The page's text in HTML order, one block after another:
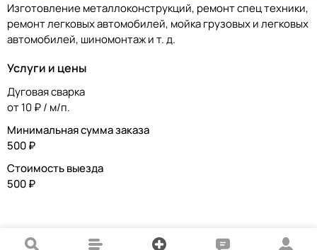
Изготовление металлоконструкций, ремонт спец техники,
ремонт легковых автомобилей, мойка грузовых и легковых
автомобилей, шиномонтаж и т. д.
Услуги и цены
Дуговая сварка
от 10 ₽ / м/п.
Минимальная сумма заказа
500 ₽
Стоимость выезда
500 ₽